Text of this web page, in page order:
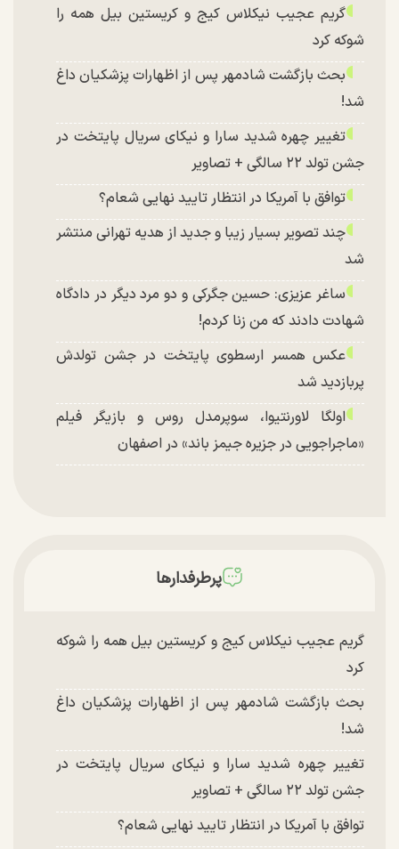
گریم عجیب نیکلاس کیج و کریستین بیل همه را
شوکه کرد
بحث بازگشت شادمهر پس از اظهارات پزشکیان داغ
شد!
تغییر چهره شدید سارا و نیکای سریال پایتخت در
جشن تولد ۲۲ سالگی + تصاویر
توافق با آمریکا در انتظار تایید نهایی شعام؟
چند تصویر بسیار زیبا و جدید از هدیه تهرانی منتشر
شد
ساغر عزیزی: حسین جگرکی و دو مرد دیگر در دادگاه
شهادت دادند که من زنا کردم!
عکس همسر ارسطوی پایتخت در جشن تولدش
پربازدید شد
اولگا لاورنتیوا، سوپرمدل روس و بازیگر فیلم
«ماجراجویی در جزیره جیمز باند» در اصفهان
پرطرفدارها
گریم عجیب نیکلاس کیج و کریستین بیل همه را شوکه
کرد
بحث بازگشت شادمهر پس از اظهارات پزشکیان داغ
شد!
تغییر چهره شدید سارا و نیکای سریال پایتخت در
جشن تولد ۲۲ سالگی + تصاویر
توافق با آمریکا در انتظار تایید نهایی شعام؟